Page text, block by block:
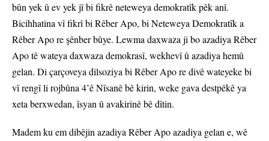
bûn yek û ev yek jî bi fikrê neteweya demokratîk pêk anî.
Bicihhatina vî fikrî bi Rêber Apo, bi Neteweya Demokratîk a
Rêber Apo re şênber bûye. Lewma daxwaza ji bo azadiya Rêber
Apo tê wateya daxwaza demokrasî, wekhevî û azadiya hemû
gelan. Di çarçoveya dilsoziya bi Rêber Apo re divê wateyeke bi
vî rengî li rojbûna 4’ê Nîsanê bê kirin, weke gava destpêkê ya
xeta berxwedan, îsyan û avakirinê bê dîtin.
Madem ku em dibêjin azadiya Rêber Apo azadiya gelan e, wê